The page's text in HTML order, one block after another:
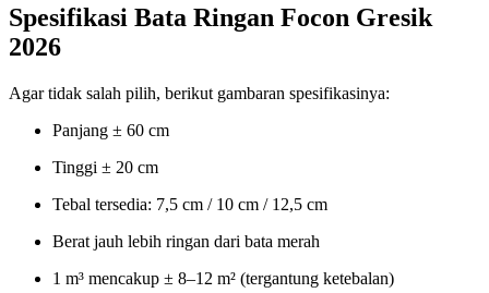
Spesifikasi Bata Ringan Focon Gresik
2026
Agar tidak salah pilih, berikut gambaran spesifikasinya:
Panjang ± 60 cm
Tinggi ± 20 cm
Tebal tersedia: 7,5 cm / 10 cm / 12,5 cm
Berat jauh lebih ringan dari bata merah
1 m³ mencakup ± 8–12 m² (tergantung ketebalan)